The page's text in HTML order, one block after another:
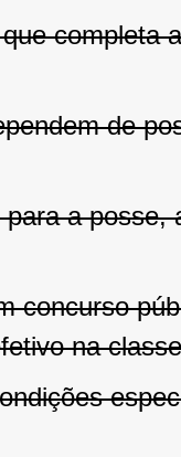
completa
de
a posse,
concurso
na